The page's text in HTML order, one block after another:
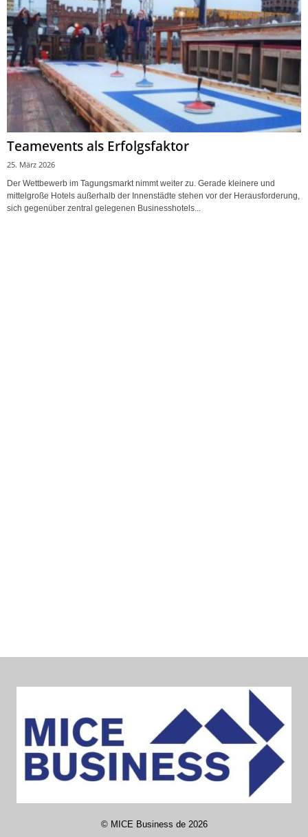
Teamevents als Erfolgsfaktor
25. März 2026
Der Wettbewerb im Tagungsmarkt nimmt weiter zu. Gerade kleinere und
mittelgroße Hotels außerhalb der Innenstädte stehen vor der Herausforderung,
sich gegenüber zentral gelegenen Businesshotels...
© MICE Business de2026